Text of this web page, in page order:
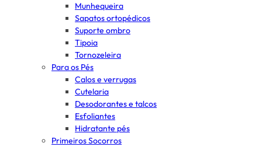
Munhequeira
Sapatos ortopédicos
Suporte ombro
Tipoia
Tornozeleira
Para os Pés
Calos e verrugas
Cutelaria
Desodorantes e talcos
Esfoliantes
Hidratante pés
Primeiros Socorros